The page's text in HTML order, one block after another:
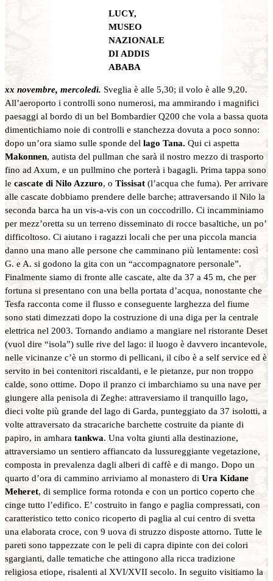
LUCY,
MUSEO
NAZIONALE
DI ADDIS
ABABA
xx novembre, mercoledì. Sveglia è alle 5,30; il volo è alle 9,20.
All’aeroporto i controlli sono numerosi, ma ammirando i magnifici
paesaggi al bordo di un bel Bombardier Q200 che vola a bassa quota
dimentichiamo noie di controlli e stanchezza dovuta a poco sonno:
dopo un’ora siamo sulle sponde del lago Tana. Qui ci aspetta
Makonnen, autista del pullman che sarà il nostro mezzo di trasporto
fino ad Axum, e un pullmino che porterà i bagagli. Prima tappa sono
le cascate di Nilo Azzuro, o Tissisat (l’acqua che fuma). Per arrivare
alle cascate dobbiamo prendere delle barche; attraversando il Nilo la
seconda barca ha un vis-a-vis con un coccodrillo. Ci incamminiamo
per mezz’oretta su un terreno disseminato di rocce basaltiche, un po’
difficoltoso. Ci aiutano i ragazzi locali che per una piccola mancia
danno una mano alle persone che camminano più lentamente: così
G. e A. si godono la gita con un “accompagnatore personale”.
Finalmente siamo di fronte alle cascate, alte da 37 a 45 m, che per
fortuna si presentano con una bella portata d’acqua, nonostante che
Tesfa racconta come il flusso e conseguente larghezza del fiume
sono stati dimezzati dopo la costruzione di una diga per la centrale
elettrica nel 2003. Tornando andiamo a mangiare nel ristorante Deset
(vuol dire “isola”) sulle rive del lago: il luogo è davvero incantevole,
nelle vicinanze c’è un stormo di pellicani, il cibo è a self service ed è
servito in bei contenitori riscaldanti, e le pietanze, pur non troppo
calde, sono ottime. Dopo il pranzo ci imbarchiamo su una nave per
giungere alla penisola di Zeghe: attraversiamo il tranquillo lago,
dieci volte più grande del lago di Garda, punteggiato da 37 isolotti, a
volte attraversato da stracariche barchette costruite da piante di
papiro, in amhara tankwa. Una volta giunti alla destinazione,
attraversiamo un sentiero affiancato da lussureggiante vegetazione,
composta in prevalenza dagli alberi di caffè e di mango. Dopo un
quarto d’ora di cammino arriviamo al monastero di Ura Kidane
Meheret, di semplice forma rotonda e con un portico coperto che
cinge tutto l’edifico. E’ costruito in fango e paglia compressati, con
caratteristico tetto conico ricoperto di paglia al cui centro di svetta
una elaborata croce, con 9 uova di struzzo disposte attorno. Tutte le
pareti sono tappezzate con le peli di capra dipinte con dei colori
sgargianti, dalle tematiche che attingono alla ricca tradizione
religiosa etiope, risalenti al XVI/XVII secolo. In seguito visitiamo la